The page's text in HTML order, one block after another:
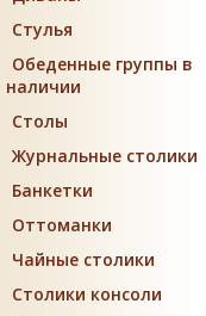
Стулья
Обеденные группы в
наличии
Столы
Журнальные столики
Банкетки
Оттоманки
Чайные столики
Столики консоли